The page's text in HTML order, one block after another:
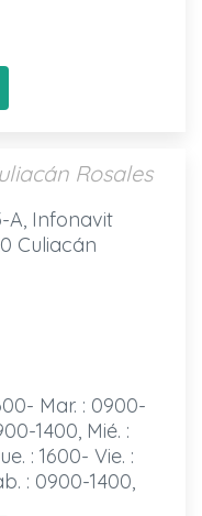
Rosales
A, Infonavit
Culiacán
Mar. : 0900-
1400, Mié. :
: 1600- Vie. :
: 0900-1400,